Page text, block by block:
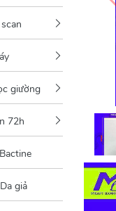
giường
72h
giả